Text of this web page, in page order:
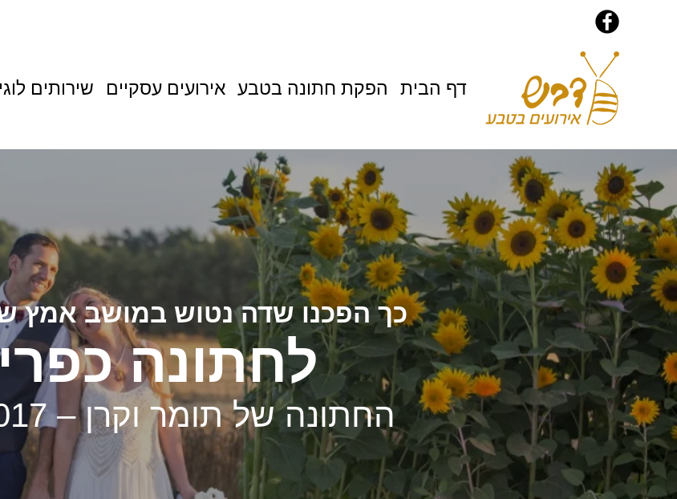
דף הבית הפקת חתונה בטבע אירועים עסקיים שירותים
כך הפכנו שדה נטוש במושב אמץ
לחתונה
החתונה של תומר וקרן – 15/06/2017